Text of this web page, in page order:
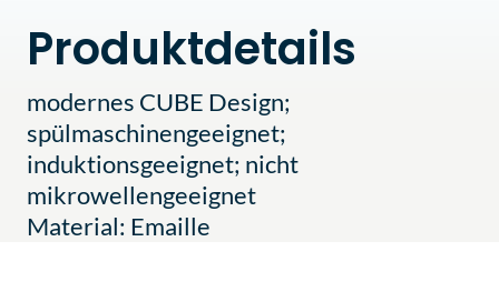
Produktdetails
modernes CUBE Design;
spülmaschinengeeignet;
induktionsgeeignet; nicht
mikrowellengeeignet
Material: Emaille